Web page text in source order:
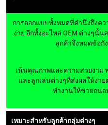
การออกแบบทั้งหมดที่คำนึงถึงค
ง่าย อีกทั้งอะไหล่ OEM ต่างๆนั้
ลูกค้าจึงหมดข้อกั
เน้นคุณภาพและความสวยงาม
และลูกเล่นต่างๆที่ส่งผลให้ง่า
ทำงานให้ช่วยถนอ
เหมาะสำหรับลูกค้ากลุ่มต่างๆ